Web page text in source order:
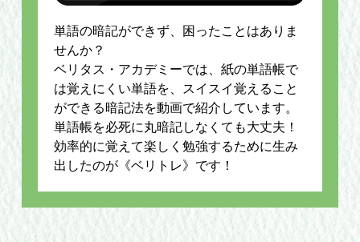
単語の暗記ができず、困ったことはありま
せんか？
ベリタス・アカデミーでは、紙の単語帳で
は覚えにくい単語を、スイスイ覚えること
ができる暗記法を動画で紹介しています。
単語帳を必死に丸暗記しなくても大丈夫！
効率的に覚えて楽しく勉強するために生み
出したのが《ベリトレ》です！